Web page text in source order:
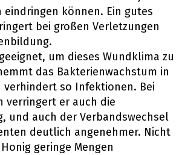
eindringen können. Ein gutes
bei großen Verletzungen
um dieses Wundklima zu
das Bakterienwachstum in
verhindert so Infektionen. Bei
verringert er auch die
und auch der Verbandswechsel
deutlich angenehmer. Nicht
geringe Mengen